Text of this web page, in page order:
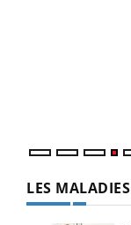
LES MALADIES